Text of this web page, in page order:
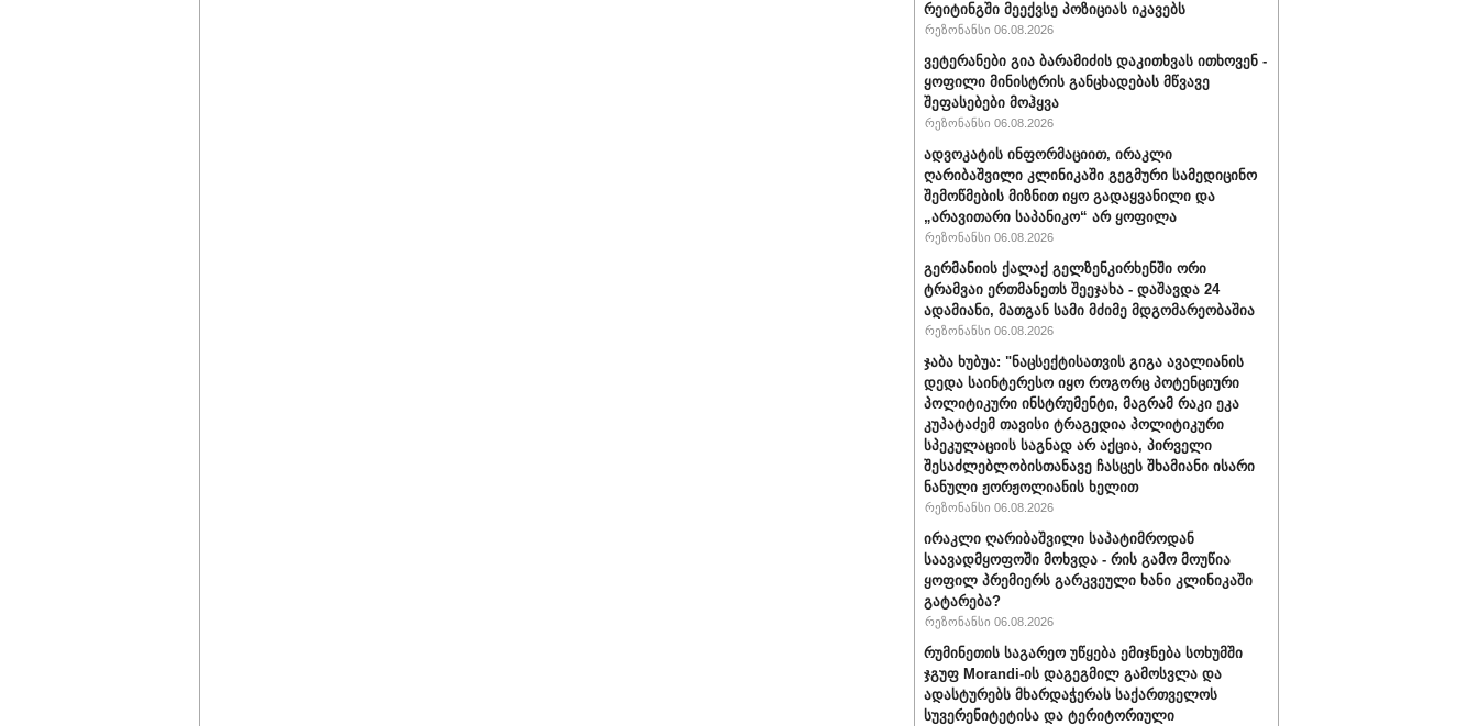
რეიტინგში მეექვსე პოზიციას იკავებს
რეზონანსი 06.08.2026
ვეტერანები გია ბარამიძის დაკითხვას ითხოვენ -
ყოფილი მინისტრის განცხადებას მწვავე
შეფასებები მოჰყვა
რეზონანსი 06.08.2026
ადვოკატის ინფორმაციით, ირაკლი
ღარიბაშვილი კლინიკაში გეგმური სამედიცინო
შემოწმების მიზნით იყო გადაყვანილი და
„არავითარი საპანიკო“ არ ყოფილა
რეზონანსი 06.08.2026
გერმანიის ქალაქ გელზენკირხენში ორი
ტრამვაი ერთმანეთს შეეჯახა - დაშავდა 24
ადამიანი, მათგან სამი მძიმე მდგომარეობაშია
რეზონანსი 06.08.2026
ჯაბა ხუბუა: "ნაცსექტისათვის გიგა ავალიანის
დედა საინტერესო იყო როგორც პოტენციური
პოლიტიკური ინსტრუმენტი, მაგრამ რაკი ეკა
კუპატაძემ თავისი ტრაგედია პოლიტიკური
სპეკულაციის საგნად არ აქცია, პირველი
შესაძლებლობისთანავე ჩასცეს შხამიანი ისარი
ნანული ჟორჟოლიანის ხელით
რეზონანსი 06.08.2026
ირაკლი ღარიბაშვილი საპატიმროდან
საავადმყოფოში მოხვდა - რის გამო მოუწია
ყოფილ პრემიერს გარკვეული ხანი კლინიკაში
გატარება?
რეზონანსი 06.08.2026
რუმინეთის საგარეო უწყება ემიჯნება სოხუმში
ჯგუფ Morandi-ის დაგეგმილ გამოსვლა და
ადასტურებს მხარდაჭერას საქართველოს
სუვერენიტეტისა და ტერიტორიული